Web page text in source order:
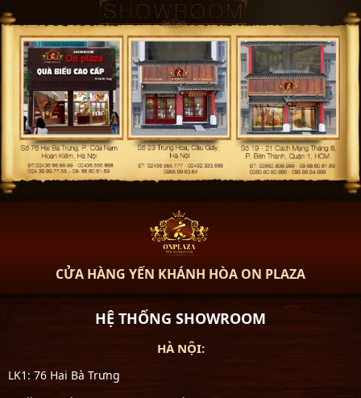
CỬA HÀNG YẾN KHÁNH HÒA ON PLAZA
HỆ THỐNG SHOWROOM
HÀ NỘI:
LK1: 76 Hai Bà Trưng